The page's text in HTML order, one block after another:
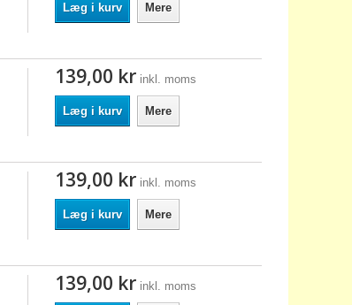
Læg i kurv Mere
139,00 kr inkl. moms
Læg i kurv Mere
139,00 kr inkl. moms
Læg i kurv Mere
139,00 kr inkl. moms